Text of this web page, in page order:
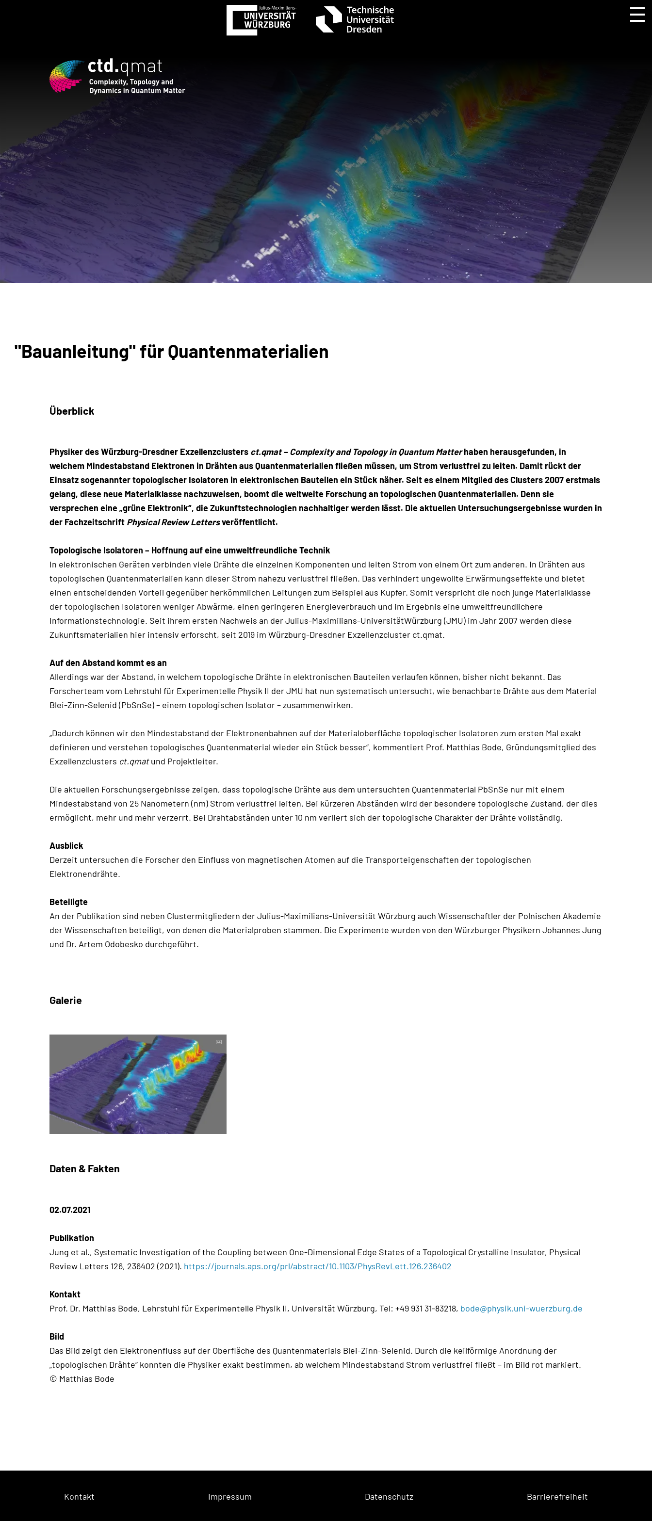
"Bauanleitung" für Quantenmaterialien
Überblick
Physiker des Würzburg-Dresdner Exzellenzclusters ct.qmat – Complexity and Topology in Quantum Matterhaben herausgefunden, in
welchem Mindestabstand Elektronen in Drähten aus Quantenmaterialien fließen müssen, um Strom verlustfrei zu leiten. Damit rückt der
Einsatz sogenannter topologischer Isolatoren in elektronischen Bauteilen ein Stück näher. Seit es einem Mitglied des Clusters 2007 erstmals
gelang, diese neue Materialklasse nachzuweisen, boomt die weltweite Forschung an topologischen Quantenmaterialien. Denn sie
versprechen eine „grüne Elektronik“, die Zukunftstechnologien nachhaltiger werden lässt. Die aktuellen Untersuchungsergebnisse wurden in
der Fachzeitschrift Physical Review Lettersveröffentlicht.
Topologische Isolatoren – Hoffnung auf eine umweltfreundliche Technik
In elektronischen Geräten verbinden viele Drähte die einzelnen Komponenten und leiten Strom von einem Ort zum anderen. In Drähten aus
topologischen Quantenmaterialien kann dieser Strom nahezu verlustfrei fließen. Das verhindert ungewollte Erwärmungseffekte und bietet
einen entscheidenden Vorteil gegenüber herkömmlichen Leitungen zum Beispiel aus Kupfer. Somit verspricht die noch junge Materialklasse
der topologischen Isolatoren weniger Abwärme, einen geringeren Energieverbrauch und im Ergebnis eine umweltfreundlichere
Informationstechnologie. Seit ihrem ersten Nachweis an der Julius-Maximilians-UniversitätWürzburg (JMU) im Jahr 2007 werden diese
Zukunftsmaterialien hier intensiv erforscht, seit 2019 im Würzburg-Dresdner Exzellenzcluster ct.qmat.
Auf den Abstand kommt es an
Allerdings war der Abstand, in welchem topologische Drähte in elektronischen Bauteilen verlaufen können, bisher nicht bekannt. Das
Forscherteam vom Lehrstuhl für Experimentelle Physik II der JMU hat nun systematisch untersucht, wie benachbarte Drähte aus dem Material
Blei-Zinn-Selenid (PbSnSe) – einem topologischen Isolator – zusammenwirken.
„Dadurch können wir den Mindestabstand der Elektronenbahnen auf der Materialoberfläche topologischer Isolatoren zum ersten Mal exakt
definieren und verstehen topologisches Quantenmaterial wieder ein Stück besser“, kommentiert Prof. Matthias Bode, Gründungsmitglied des
Exzellenzclusters ct.qmatund Projektleiter.
Die aktuellen Forschungsergebnisse zeigen, dass topologische Drähte aus dem untersuchten Quantenmaterial PbSnSe nur mit einem
Mindestabstand von 25 Nanometern (nm) Strom verlustfrei leiten. Bei kürzeren Abständen wird der besondere topologische Zustand, der dies
ermöglicht, mehr und mehr verzerrt. Bei Drahtabständen unter 10 nm verliert sich der topologische Charakter der Drähte vollständig.
Ausblick
Derzeit untersuchen die Forscher den Einfluss von magnetischen Atomen auf die Transporteigenschaften der topologischen
Elektronendrähte.
Beteiligte
An der Publikation sind neben Clustermitgliedern der Julius-Maximilians-Universität Würzburg auch Wissenschaftler der Polnischen Akademie
der Wissenschaften beteiligt, von denen die Materialproben stammen. Die Experimente wurden von den Würzburger Physikern Johannes Jung
und Dr. Artem Odobesko durchgeführt.
Galerie
Daten & Fakten
02.07.2021
Publikation
Jung et al., Systematic Investigation of the Coupling between One-Dimensional Edge States of a Topological Crystalline Insulator, Physical
Review Letters 126, 236402 (2021). https://journals.aps.org/prl/abstract/10.1103/PhysRevLett.126.236402
Kontakt
Prof. Dr. Matthias Bode, Lehrstuhl für Experimentelle Physik II, Universität Würzburg, Tel: +49 931 31-83218, bode@physik.uni-wuerzburg.de
Bild
Das Bild zeigt den Elektronenfluss auf der Oberfläche des Quantenmaterials Blei-Zinn-Selenid. Durch die keilförmige Anordnung der
„topologischen Drähte“ konnten die Physiker exakt bestimmen, ab welchem Mindestabstand Strom verlustfrei fließt – im Bild rot markiert.
© Matthias Bode
Kontakt Impressum Datenschutz Barrierefreiheit